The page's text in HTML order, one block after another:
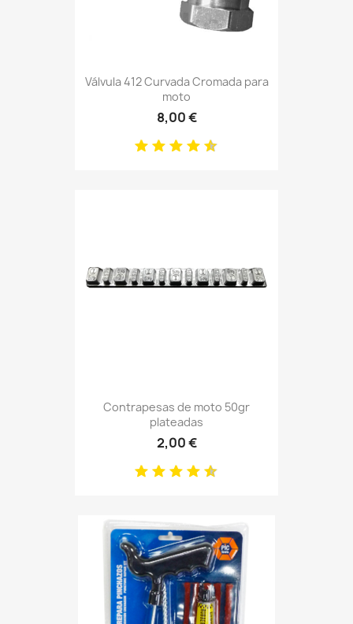
Válvula 412 Curvada Cromada para
moto
8,00 €
Contrapesas de moto 50gr
plateadas
2,00 €